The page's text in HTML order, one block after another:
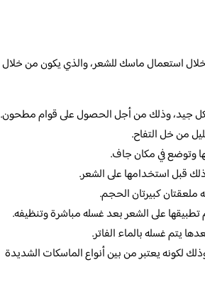
استعمال ماسك للشعر، والذي يكون من خلال
جيد، وذلك من أجل الحصول على قوام مطحون.
من خل التفاح.
وتوضع في مكان جاف.
قبل استخدامها على الشعر.
ملعقتان كبيرتان الحجم.
على الشعر بعد غسله مباشرة وتنظيفه.
يتم غسله بالماء الفاتر.
لكونه يعتبر من بين أنواع الماسكات الشديدة